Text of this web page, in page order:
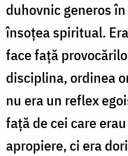
duhovnic generos
însoțea spiritual.
face față
disciplina, ordinea
nu era un reflex
față de cei care
apropiere, ci era